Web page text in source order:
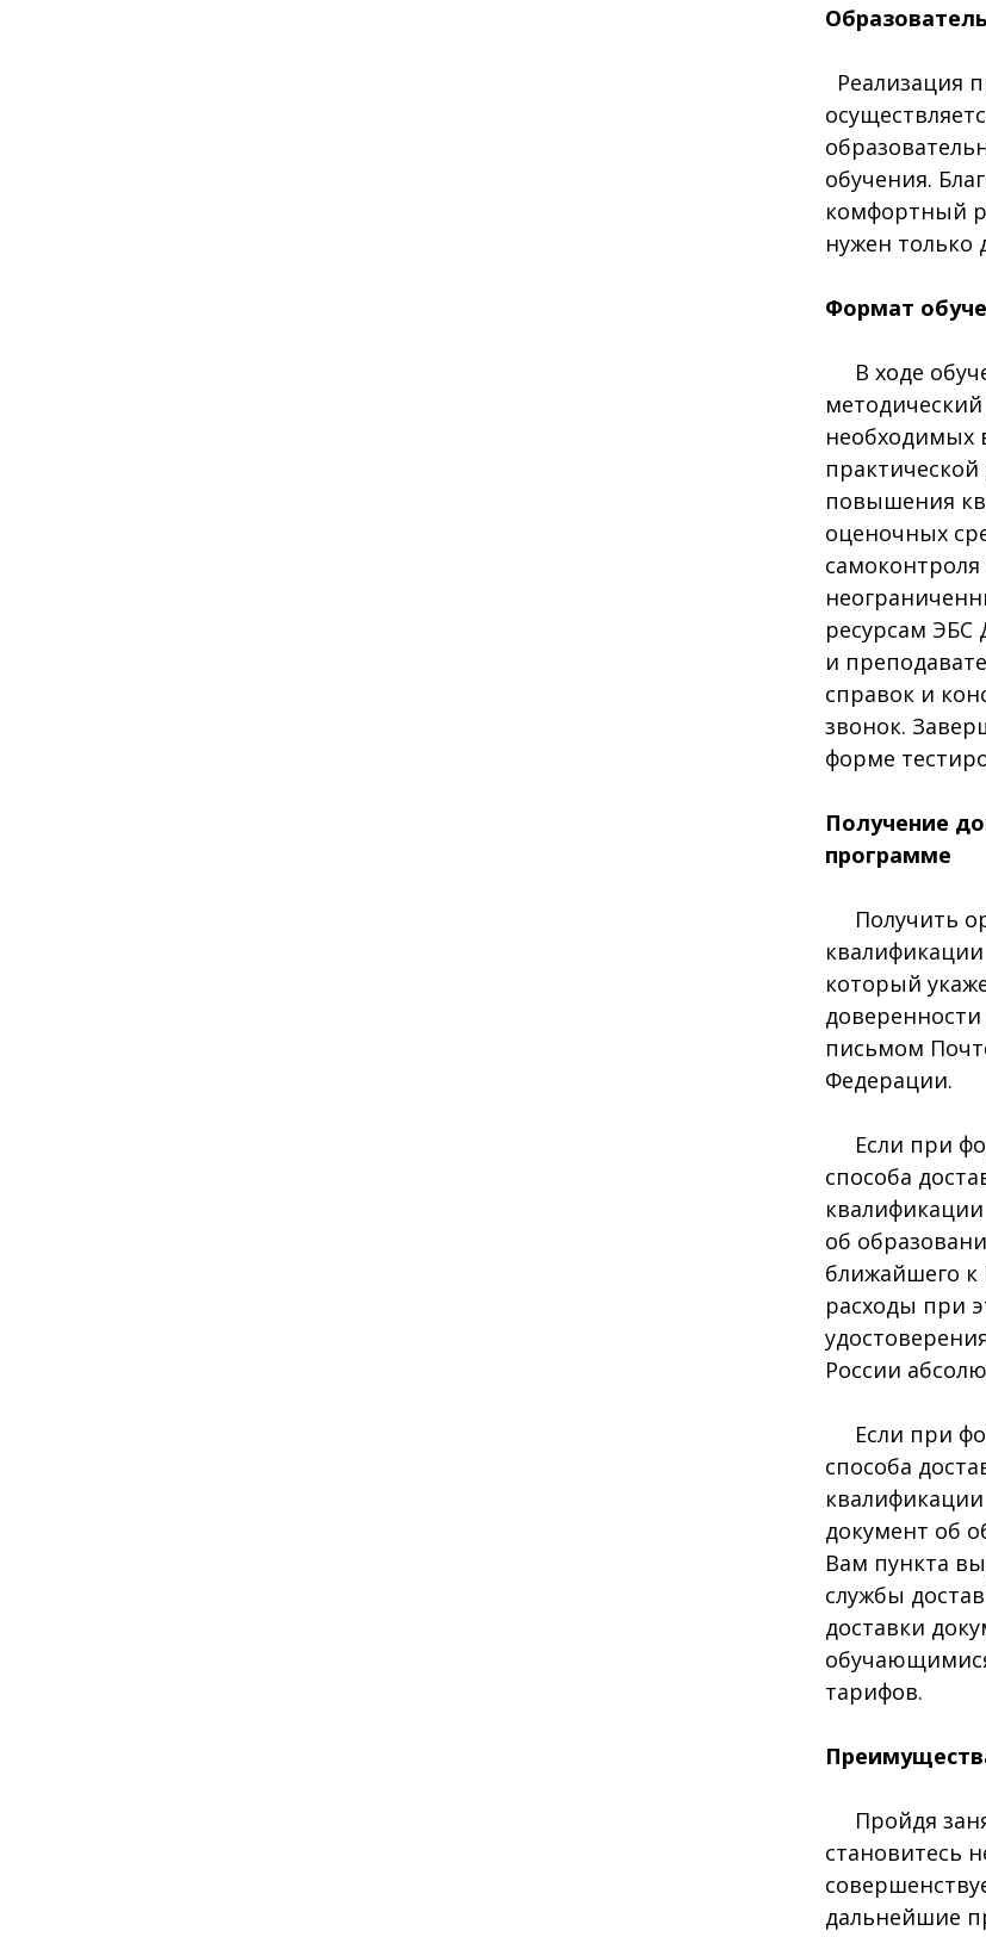
Реализация
обучения.
комфортный
нужен только
Формат
В ходе
необходимых
повышения
оценочных
самоконтроля
ресурсам
и
справок и
звонок.
форме
Получение
программе
Получить
который
письмом
Федерации.
Если при
способа
об
ближайшего к
расходы при
России
Если при
способа
документ об
Вам пункта
службы
доставки
тарифов.
Пройдя
становитесь
дальнейшие